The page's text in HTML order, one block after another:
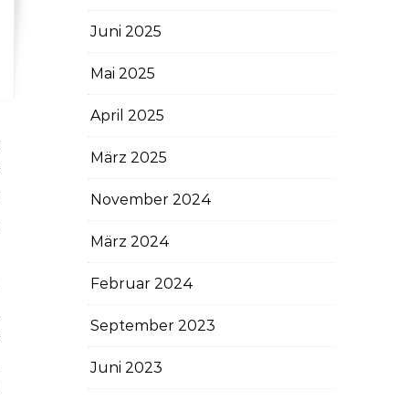
Juni 2025
Mai 2025
April 2025
März 2025
November 2024
März 2024
Februar 2024
September 2023
Juni 2023